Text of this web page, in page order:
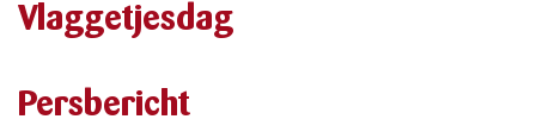
Vlaggetjesdag
Persbericht